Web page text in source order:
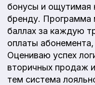
бонусы и ощутимая
бренду. Программа
баллах за каждую
оплаты
Оцениваю успех
вторичных продаж
тем система